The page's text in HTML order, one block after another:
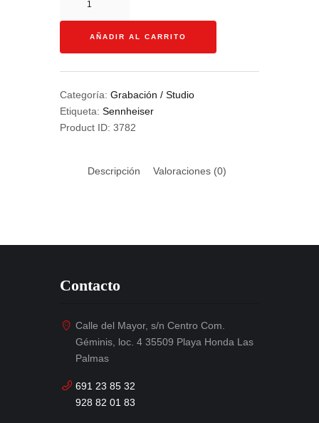
AÑADIR AL CARRITO
Categoría: Grabación / Studio
Etiqueta: Sennheiser
Product ID: 3782
Descripción Valoraciones (0)
Contacto
Calle del Mayor, s/n Centro Com.
Géminis, loc. 4 35509 Playa Honda Las
Palmas
691 23 85 32
928 82 01 83